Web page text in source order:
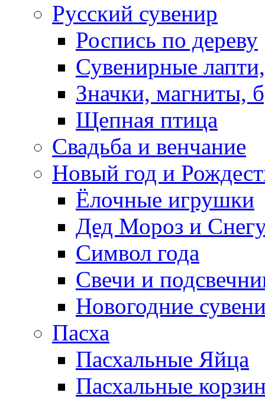
Русский сувенир
Роспись по дереву
Сувенирные
Значки, магниты,
Щепная птица
Свадьба и венчание
Новый год и
Ёлочные игрушки
Дед Мороз и
Символ года
Свечи и
Новогодние
Пасха
Пасхальные Яйца
Пасхальные